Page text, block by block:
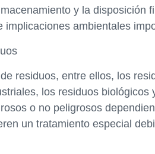
y la disposición
implicaciones ambientales
residuos, entre ellos, los
los residuos
o no peligrosos
un tratamiento especial